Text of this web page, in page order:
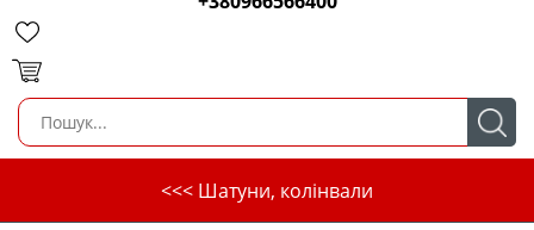
<<< Шатуни, колінвали